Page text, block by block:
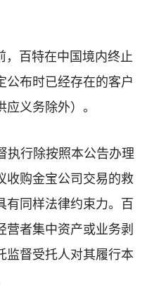
，百特在中国境内终止
公布时已经存在的客户
义务除外）。
执行除按照本公告办理
收购金宝公司交易的救
同样法律约束力。 百
营者集中资产或业务剥
监督受托人对其履行本